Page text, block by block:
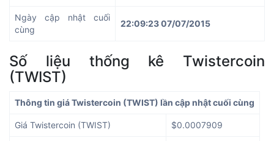
Ngày cập nhật cuối
cùng
22:09:23 07/07/2015
Số liệu thống kê Twistercoin
(TWIST)
Thông tin giá Twistercoin (TWIST) lần cập nhật cuối cùng
Giá Twistercoin (TWIST) $0.0007909